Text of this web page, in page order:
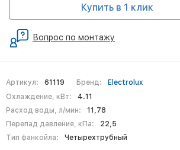
Артикул: 61119 Бренд:
Electrolux
Охлаждение, кВт:
4.11
Расход воды, л/мин:
11,78
Перепад давления, кПа:
22,5
Тип фанкойла:
Четырехтрубный
Купить в 1 клик
Вопрос по монтажу